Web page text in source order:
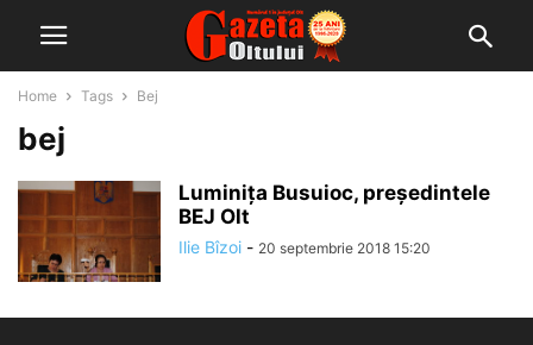
Home Tags Bej
bej
Luminița Busuioc, președintele
BEJ Olt
Ilie Bîzoi - 20 septembrie 2018 15:20